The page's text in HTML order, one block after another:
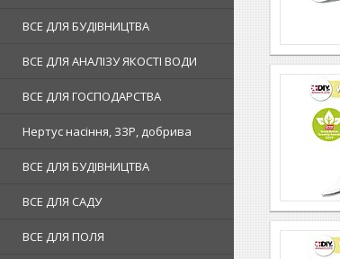
ВСЕ ДЛЯ БУДІВНИЦТВА
ВСЕ ДЛЯ АНАЛІЗУ ЯКОСТІ ВОДИ
ВСЕ ДЛЯ ГОСПОДАРСТВА
Нертус насіння, ЗЗР, добрива
ВСЕ ДЛЯ БУДІВНИЦТВА
ВСЕ ДЛЯ САДУ
ВСЕ ДЛЯ ПОЛЯ